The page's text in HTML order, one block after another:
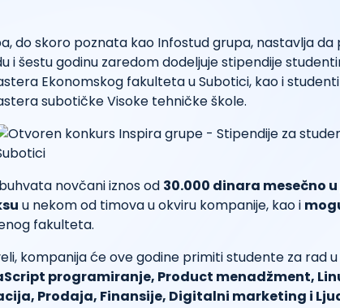
do skoro poznata kao Infostud grupa, nastavlja
i šestu godinu zaredom dodeljuje stipendije
Ekonomskog fakulteta u Subotici, kao i
subotičke Visoke tehničke škole.
novčani iznos od 30.000 dinara mesečno
u nekom od timova u okviru kompanije, kao i
fakulteta.
kompanija će ove godine primiti studente za rad
programiranje, Product menadžment,
Prodaja, Finansije, Digitalni marketing i